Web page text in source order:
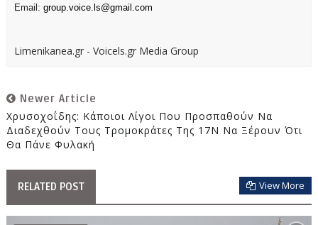
Email: group.voice.ls@gmail.com
Limenikanea.gr - Voicels.gr Media Group
Newer Article
Χρυσοχοΐδης: Κάποιοι Λίγοι Που Προσπαθούν Να
Διαδεχθούν Τους Τρομοκράτες Της 17Ν Να Ξέρουν Ότι
Θα Πάνε Φυλακή
RELATED POST View More